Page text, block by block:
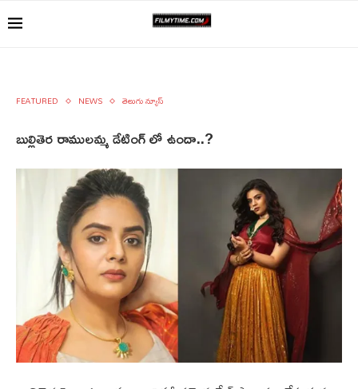
FEATURED NEWS తెలుగు న్యూస్
బుల్లితెర రాములమ్మ డేటింగ్ లో ఉందా..?